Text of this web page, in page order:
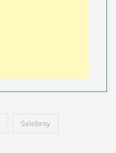
Selebrity